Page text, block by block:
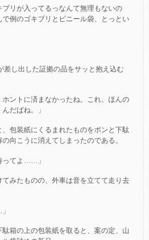
ブリが入ってるっなんて無理もないの
で例のゴキブリとビニール袋、とっとい
差し出した証拠の品をサッと抱え込む
ホントに済まなかったね。これ、ほんの
だばね。」
、包装紙にくるまれたものをポンと下駄
向こうに消えてしまったのである。
ってよ……」
みたものの、外車は音を立てて走り去
駄箱の上の包装紙を取ると、案の定、山